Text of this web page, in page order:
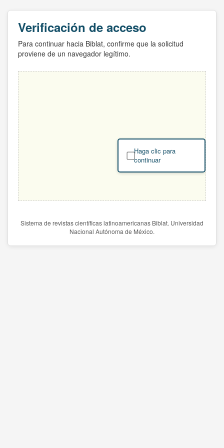
Verificación de acceso
Para continuar hacia Biblat, confirme que la solicitud
proviene de un navegador legítimo.
Haga clic para
continuar
Sistema de revistas científicas latinoamericanas Biblat. Universidad
Nacional Autónoma de México.